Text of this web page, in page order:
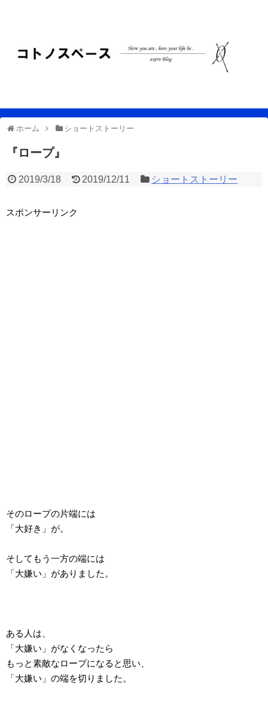
ホーム ショートストーリー
『ロープ』
2019/3/18 2019/12/11 ショートストーリー
スポンサーリンク
そのロープの片端には
「大好き」が。
そしてもう一方の端には
「大嫌い」がありました。
ある人は、
「大嫌い」がなくなったら
もっと素敵なロープになると思い、
「大嫌い」の端を切りました。